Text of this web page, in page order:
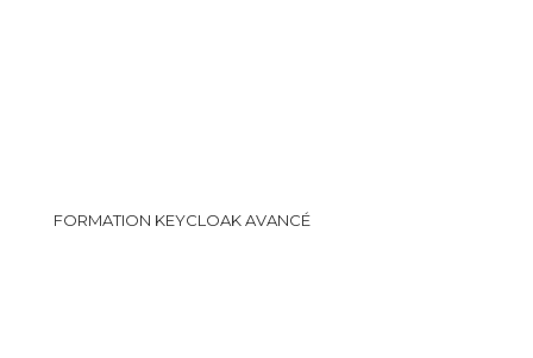
FORMATION KEYCLOAK AVANCÉ